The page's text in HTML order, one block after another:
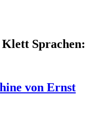
Sprachen:
von Ernst